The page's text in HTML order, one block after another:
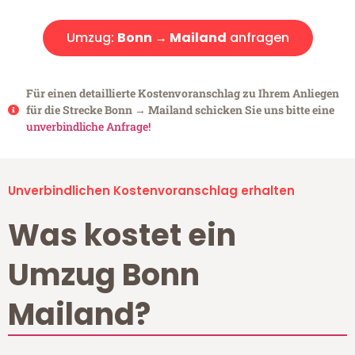
Umzug: Bonn → Mailand anfragen
Für einen detaillierte Kostenvoranschlag zu Ihrem Anliegen
für die Strecke Bonn → Mailand schicken Sie uns bitte eine
unverbindliche Anfrage!
Unverbindlichen Kostenvoranschlag erhalten
Was kostet ein
Umzug Bonn
Mailand?